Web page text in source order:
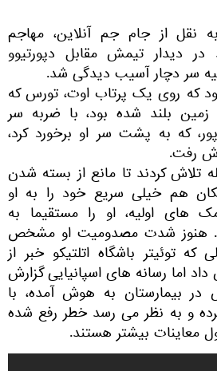
نقل از جام جم آنلاین، مهاجم
در دیدار تیمش مقابل دپورتیوو
سر دچار آسیب دیدگی شد.
که روی یک پرتاب اوت، تورس که
بلند شده بود، با ضربه سر
که به پشت سر او برخورد کرد،
رفت.
تلاش کردند تا مانع از بسته شدن
هم خیلی سریع خود را به او
های اولیه، او را مستقیما به
هنوز شدت مصدومیت او مشخص
توئیتر باشگاه اتلتیکو خبر از
اما رسانه های اسپانیایی گزارش
در بیمارستان به هوش آمده، با
و به نظر می رسد خطر رفع شده
معاینات بیشتر هستند.